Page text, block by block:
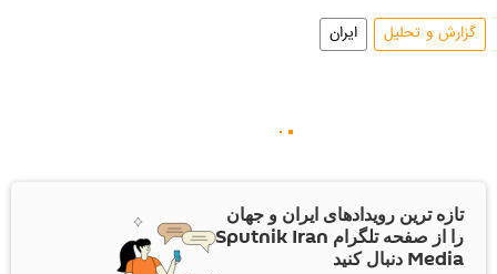
گزارش و تحلیل ایران
تازه ترین رویدادهای ایران و جهان
را از صفحه تلگرام Sputnik Iran
Media دنبال کنید